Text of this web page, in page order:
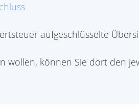
aufgeschlüsselte
wollen, können Sie dort den